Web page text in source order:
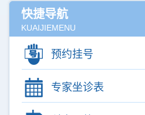
快捷导航
KUAIJIEMENU
预约挂号
专家坐诊表